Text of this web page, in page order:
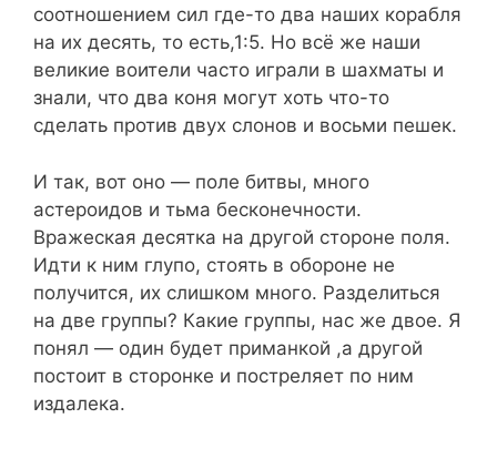
соотношением сил где-то два наших корабля
на их десять, то есть,1:5. Но всё же наши
великие воители часто играли в шахматы и
знали, что два коня могут хоть что-то
сделать против двух слонов и восьми пешек.
И так, вот оно — поле битвы, много
астероидов и тьма бесконечности.
Вражеская десятка на другой стороне поля.
Идти к ним глупо, стоять в обороне не
получится, их слишком много. Разделиться
на две группы? Какие группы, нас же двое. Я
понял — один будет приманкой ,а другой
постоит в сторонке и постреляет по ним
издалека.